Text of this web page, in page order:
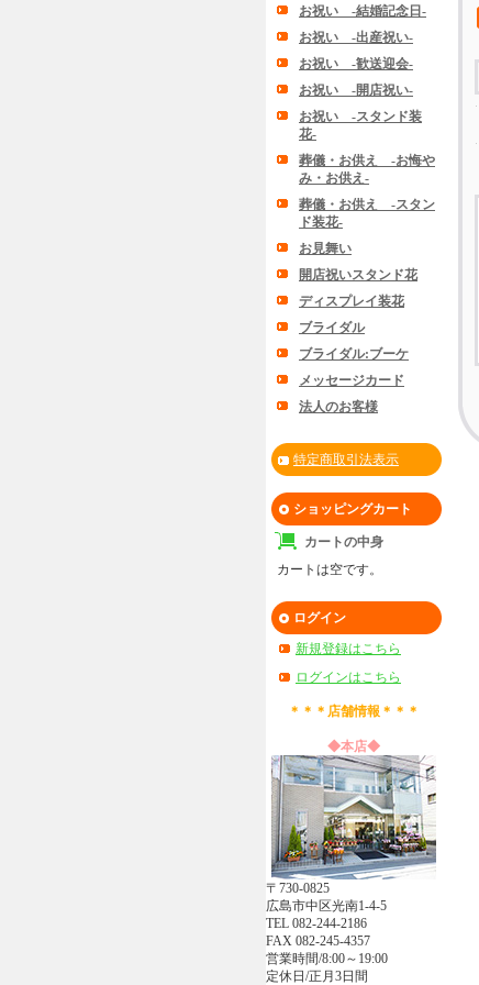
お祝い -結婚記念日-
お祝い -出産祝い-
お祝い -歓送迎会-
お祝い -開店祝い-
お祝い -スタンド装
花-
葬儀・お供え -お悔や
み・お供え-
葬儀・お供え -スタン
ド装花-
お見舞い
開店祝いスタンド花
ディスプレイ装花
ブライダル
ブライダル:ブーケ
メッセージカード
法人のお客様
特定商取引法表示
ショッピングカート
カートの中身
カートは空です。
ログイン
新規登録はこちら
ログインはこちら
＊＊＊店舗情報＊＊＊
◆本店◆
〒730-0825
広島市中区光南1-4-5
TEL 082-244-2186
FAX 082-245-4357
営業時間/8:00～19:00
定休日/正月3日間